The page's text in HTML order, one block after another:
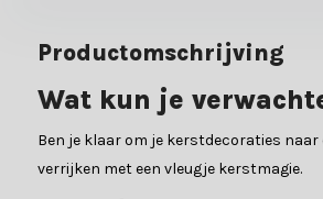
Productomschrijving
Wat kun je
Ben je klaar om je kerstdecoraties
verrijken met een vleugje kerstmagie.